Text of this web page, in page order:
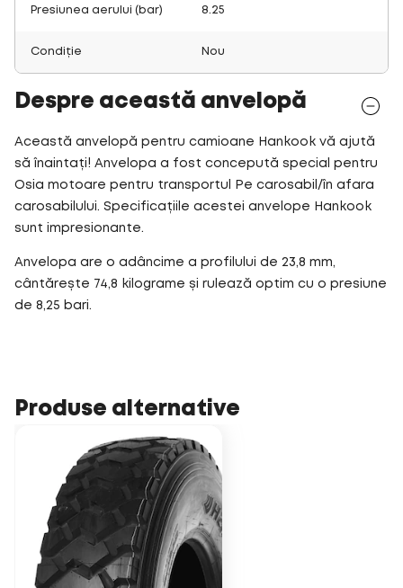
Presiunea aerului (bar) 8.25
Condiție Nou
Despre această anvelopă
Această anvelopă pentru camioane Hankook vă ajută
să înaintați! Anvelopa a fost concepută special pentru
Osia motoare pentru transportul Pe carosabil/în afara
carosabilului. Specificațiile acestei anvelope Hankook
sunt impresionante.
Anvelopa are o adâncime a profilului de 23,8 mm,
cântărește 74,8 kilograme și rulează optim cu o presiune
de 8,25 bari.
Produse alternative